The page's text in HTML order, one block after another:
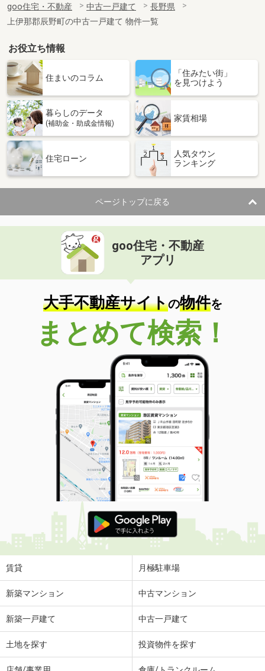
goo住宅・不動産 中古一戸建て
長野県
上伊那郡辰野町の中古一戸建て 物件一覧
お役立ち情報
住まいのコラム
「住みたい街」
を見つけよう
暮らしのデータ
(補助金・助成金情報)
家賃相場
住宅ローン
人気タウン
ランキング
ページトップに戻る
goo住宅・不動産
アプリ
大手不動産サイトの物件を
まとめて検索！
賃貸 月極駐車場
新築マンション 中古マンション
新築一戸建て 中古一戸建て
土地を探す 投資物件を探す